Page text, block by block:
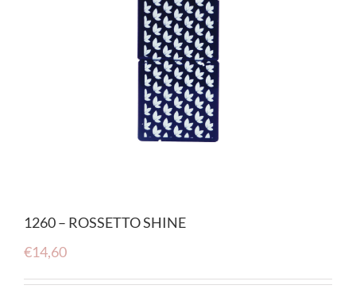
1260 – ROSSETTO SHINE
€14,60